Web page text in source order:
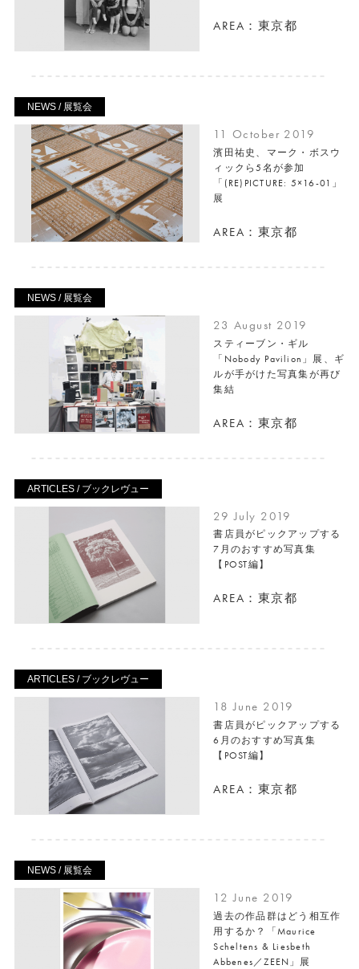
AREA：東京都
NEWS / 展覧会
11 October 2019
濱田祐史、マーク・ボスウ
ィックら5名が参加
「(RE)PICTURE: 5×16-01」
展
AREA：東京都
NEWS / 展覧会
23 August 2019
スティーブン・ギル
「Nobody Pavilion」展、ギ
ルが手がけた写真集が再び
集結
AREA：東京都
ARTICLES / ブックレヴュー
29 July 2019
書店員がピックアップする
7月のおすすめ写真集
【POST編】
AREA：東京都
ARTICLES / ブックレヴュー
18 June 2019
書店員がピックアップする
6月のおすすめ写真集
【POST編】
AREA：東京都
NEWS / 展覧会
12 June 2019
過去の作品群はどう相互作
用するか？「Maurice
Scheltens & Liesbeth
Abbenes／ZEEN」展